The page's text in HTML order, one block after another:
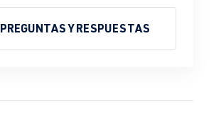
PREGUNTAS Y RESPUESTAS